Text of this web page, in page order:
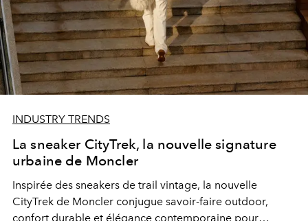
INDUSTRY TRENDS
La sneaker CityTrek, la nouvelle signature
urbaine de Moncler
Inspirée des sneakers de trail vintage, la nouvelle
CityTrek de Moncler conjugue savoir-faire outdoor,
confort durable et élégance contemporaine pour